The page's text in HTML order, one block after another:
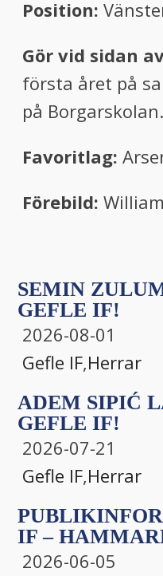
Position:
Gör vid sidan
första året på
på Borgarskolan.
Favoritlag:
Förebild:
SEMIN
GEFLE IF!
2026-08-01
Gefle IF,Herrar
ADEM SIPIĆ
GEFLE IF!
2026-07-21
Gefle IF,Herrar
IF –
2026-06-05